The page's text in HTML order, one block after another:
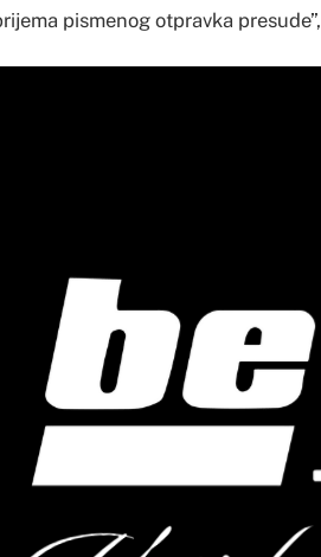
pismenog otpravka